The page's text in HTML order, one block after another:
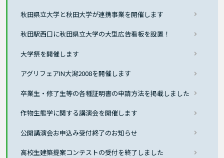
秋田県立大学と秋田大学が連携事業を開催します
秋田駅西口に秋田県立大学の大型広告看板を設置！
大学祭を開催します
アグリフェアIN大潟2008を開催します
卒業生・修了生等の各種証明書の申請方法を掲載しました
作物生態学に関する講演会を開催します
公開講演会お申込み受付終了のお知らせ
高校生建築提案コンテストの受付を終了しました